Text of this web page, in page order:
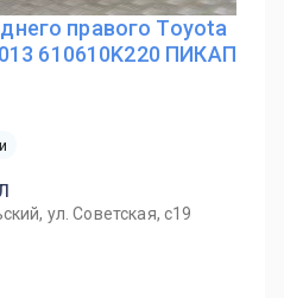
правого Toyota
610610K220 ПИКАП
ул. Советская, с19